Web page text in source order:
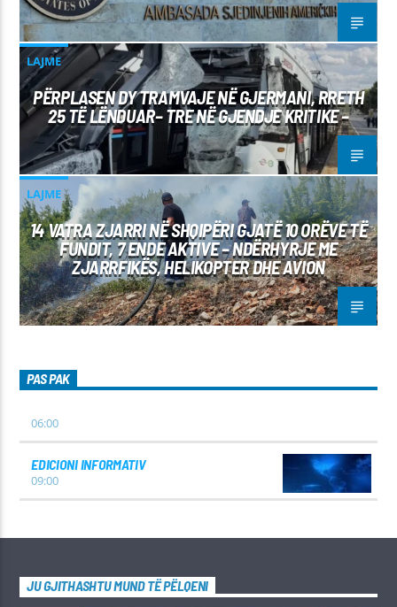
LAJME
PËRPLASEN DY TRAMVAJE NË GJERMANI, RRETH
25 TË LËNDUAR– TRE NË GJENDJE KRITIKE –
LAJME
14 VATRA ZJARRI NË SHQIPËRI GJATË 10 ORËVE TË
FUNDIT, 7 ENDE AKTIVE – NDËRHYRJE ME
ZJARRFIKËS, HELIKOPTER DHE AVION
PAS PAK
06:00
EDICIONI INFORMATIV
09:00
JU GJITHASHTU MUND TË PËLQENI